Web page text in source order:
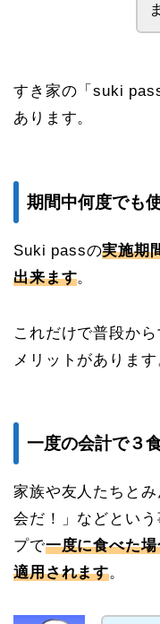
すき家の「suki
あります。
期間中何度でも
Suki passの実施期
出来ます。
これだけで普段か
メリットがあります
一度の会計で３
家族や友人たちと
会だ！」などとい
プで一度に食べた
適用されます。